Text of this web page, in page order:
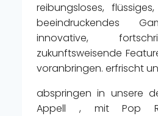
reibungsloses,
beeindruckendes
innovative,
zukunftsweisende
voranbringen. erfrischt
abspringen in unsere
Appell , mit Pop